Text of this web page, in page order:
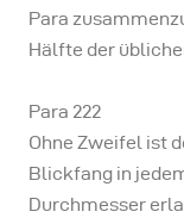
Para
Hälfte der
Para 222
Ohne Zweifel ist
Blickfang in
Durchmesser